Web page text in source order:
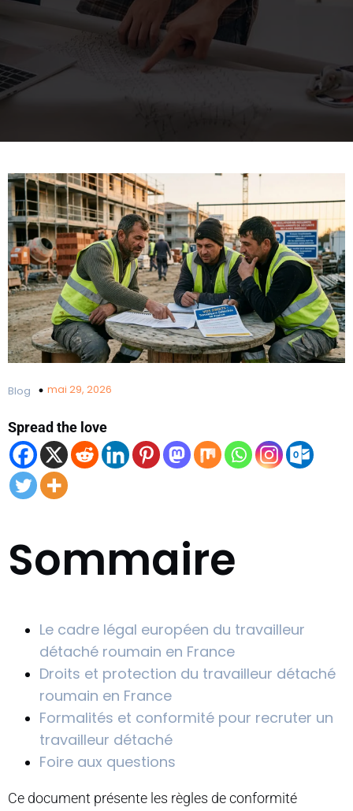
Blog mai 29, 2026
Spread the love
Sommaire
Le cadre légal européen du travailleur
détaché roumain en France
Droits et protection du travailleur détaché
roumain en France
Formalités et conformité pour recruter un
travailleur détaché
Foire aux questions
Ce document présente les règles de conformité